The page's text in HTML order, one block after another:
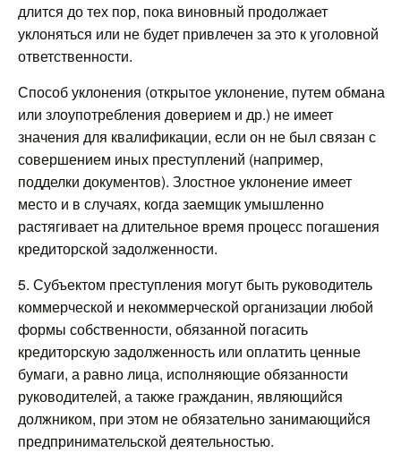
длится до тех пор, пока виновный продолжает
уклоняться или не будет привлечен за это к уголовной
ответственности.
Способ уклонения (открытое уклонение, путем обмана
или злоупотребления доверием и др.) не имеет
значения для квалификации, если он не был связан с
совершением иных преступлений (например,
подделки документов). Злостное уклонение имеет
место и в случаях, когда заемщик умышленно
растягивает на длительное время процесс погашения
кредиторской задолженности.
5. Субъектом преступления могут быть руководитель
коммерческой и некоммерческой организации любой
формы собственности, обязанной погасить
кредиторскую задолженность или оплатить ценные
бумаги, а равно лица, исполняющие обязанности
руководителей, а также гражданин, являющийся
должником, при этом не обязательно занимающийся
предпринимательской деятельностью.